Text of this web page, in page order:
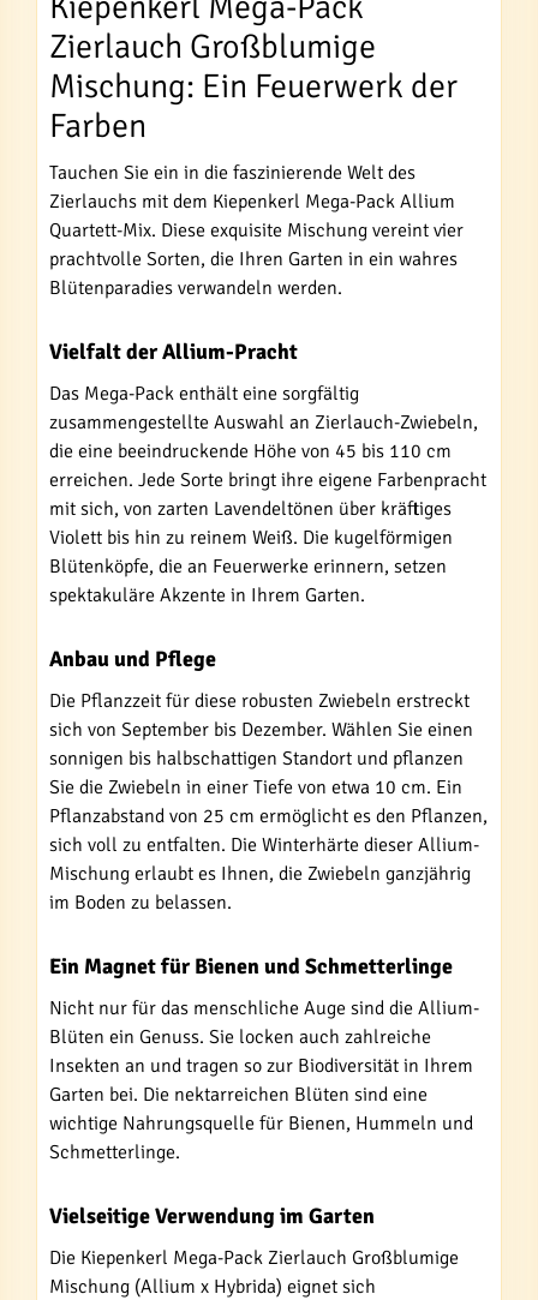
Zierlauch Großblumige
Mischung: Ein Feuerwerk der
Farben
Tauchen Sie ein in die faszinierende Welt des
Zierlauchs mit dem Kiepenkerl Mega-Pack Allium
Quartett-Mix. Diese exquisite Mischung vereint vier
prachtvolle Sorten, die Ihren Garten in ein wahres
Blütenparadies verwandeln werden.
Vielfalt der Allium-Pracht
Das Mega-Pack enthält eine sorgfältig
zusammengestellte Auswahl an Zierlauch-Zwiebeln,
die eine beeindruckende Höhe von 45 bis 110 cm
erreichen. Jede Sorte bringt ihre eigene Farbenpracht
mit sich, von zarten Lavendeltönen über kräftiges
Violett bis hin zu reinem Weiß. Die kugelförmigen
Blütenköpfe, die an Feuerwerke erinnern, setzen
spektakuläre Akzente in Ihrem Garten.
Anbau und Pflege
Die Pflanzzeit für diese robusten Zwiebeln erstreckt
sich von September bis Dezember. Wählen Sie einen
sonnigen bis halbschattigen Standort und pflanzen
Sie die Zwiebeln in einer Tiefe von etwa 10 cm. Ein
Pflanzabstand von 25 cm ermöglicht es den Pflanzen,
sich voll zu entfalten. Die Winterhärte dieser Allium-
Mischung erlaubt es Ihnen, die Zwiebeln ganzjährig
im Boden zu belassen.
Ein Magnet für Bienen und Schmetterlinge
Nicht nur für das menschliche Auge sind die Allium-
Blüten ein Genuss. Sie locken auch zahlreiche
Insekten an und tragen so zur Biodiversität in Ihrem
Garten bei. Die nektarreichen Blüten sind eine
wichtige Nahrungsquelle für Bienen, Hummeln und
Schmetterlinge.
Vielseitige Verwendung im Garten
Die Kiepenkerl Mega-Pack Zierlauch Großblumige
Mischung (Allium x Hybrida) eignet sich